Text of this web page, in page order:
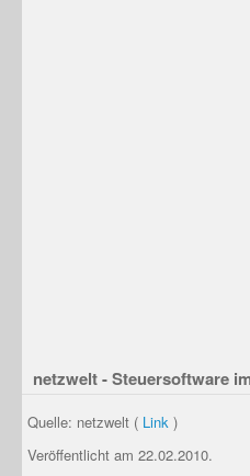
netzwelt - Steuersoftware
Quelle: netzwelt ( Link )
Veröffentlicht am 22.02.2010.